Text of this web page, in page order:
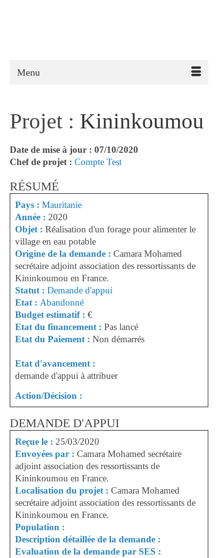
Menu
Projet : Kininkoumou
Date de mise à jour : 07/10/2020
Chef de projet : Compte Test
RÉSUMÉ
Pays : Mauritanie
Année : 2020
Objet : Réalisation d'un forage pour alimenter le
village en eau potable
Origine de la demande : Camara Mohamed
secrétaire adjoint association des ressortissants de
Kininkoumou en France.
Statut : Demande d'appui
Etat : Abandonné
Budget estimatif : €
Etat du financement : Pas lancé
Etat du Paiement : Non démarrés
Etat d'avancement :
demande d'appui à attribuer
Action/Décision :
DEMANDE D'APPUI
Reçue le : 25/03/2020
Envoyées par : Camara Mohamed secrétaire
adjoint association des ressortissants de
Kininkoumou en France.
Localisation du projet : Camara Mohamed
secrétaire adjoint association des ressortissants de
Kininkoumou en France.
Population :
Description détaillée de la demande :
Evaluation de la demande par SES :